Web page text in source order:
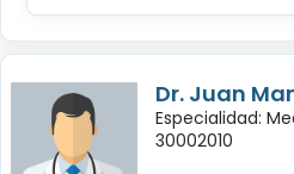
Dr. Juan
Especialidad:
30002010